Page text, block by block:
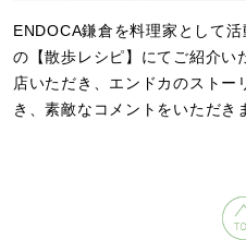
ENDOCA鎌倉を料理家として
の【散歩レシピ】にてご紹介い
店いただき、エンドカのスト
き、素敵なコメントをいただき